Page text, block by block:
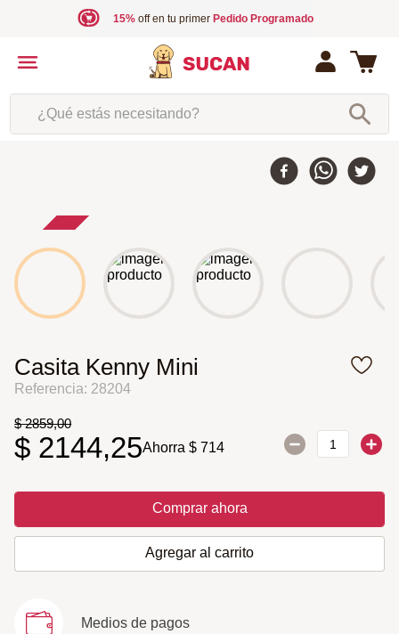
15%off en tu primer Pedido Programado
¿Qué estás necesitando?
-25 %
Casita Kenny Mini
Referencia: 28204
$ 2859,00
$ 2144,25Ahorra$ 714
Comprar ahora
Agregar al carrito
Medios de pagos